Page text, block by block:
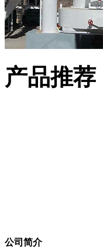
产品推荐
公司简介